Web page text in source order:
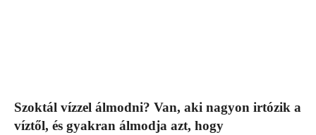
Szoktál vízzel álmodni? Van, aki nagyon irtózik a
víztől, és gyakran álmodja azt, hogy